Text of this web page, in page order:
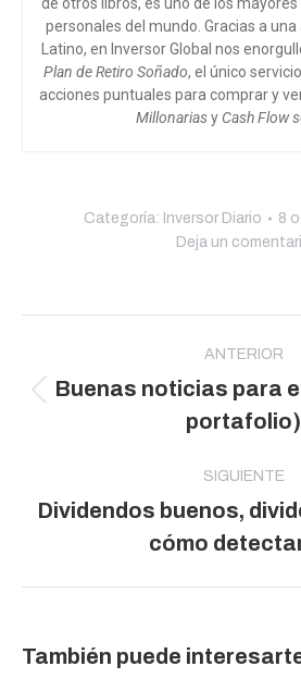
personales del mundo. Gracias a una
Latino, en Inversor Global nos
Plan de Retiro Soñado, el único
acciones puntuales para comprar y
Millonariasy Cash Flow
Categoría: Inversor Diario
8
Deja un
publicaciones
ANTERIOR
anterior:
Buenas noticias para
portafolio)
SIGUIENTE
Dividendos buenos,
cómo
También puede